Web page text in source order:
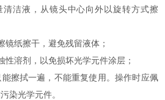
洁液，从镜头中心向外以旋转方式擦
纸擦干，避免残留液体；
溶剂，以免损坏光学元件涂层；
擦拭一遍，不能重复使用。操作时应佩
染光学元件。